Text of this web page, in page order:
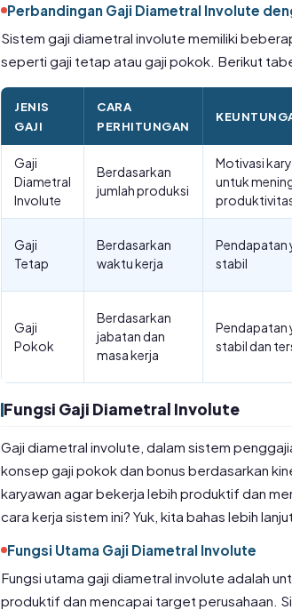
Perbandingan Gaji Diametral Involute
Sistem gaji diametral involute memiliki
seperti gaji tetap atau gaji pokok. Berikut
JENIS
GAJI
CARA
PERHITUNGAN
Gaji
Diametral
Involute
Berdasarkan
jumlah produksi
Motivasi
untuk
Gaji
Tetap
Berdasarkan
waktu kerja
Pendapatan
stabil
Gaji
Pokok
Berdasarkan
jabatan dan
masa kerja
Pendapatan
stabil dan
Fungsi Gaji Diametral Involute
Gaji diametral involute, dalam sistem
konsep gaji pokok dan bonus berdasarkan
karyawan agar bekerja lebih produktif dan
cara kerja sistem ini? Yuk, kita bahas lebih lanjut.
Fungsi Utama Gaji Diametral Involute
Fungsi utama gaji diametral involute adalah
produktif dan mencapai target perusahaan.